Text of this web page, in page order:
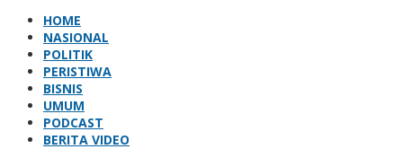
HOME
NASIONAL
POLITIK
PERISTIWA
BISNIS
UMUM
PODCAST
BERITA VIDEO